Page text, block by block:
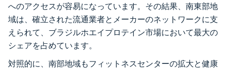
へのアクセスが容易になっています。その結果、南東部地
域は、確立された流通業者とメーカーのネットワークに支
えられて、ブラジルホエイプロテイン市場において最大の
シェアを占めています。
対照的に、南部地域もフィットネスセンターの拡大と健康